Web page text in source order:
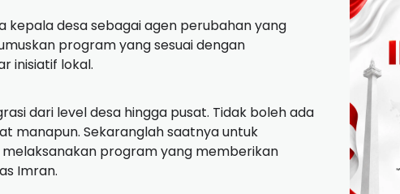
desa sebagai agen perubahan yang
program yang sesuai dengan
inisiatif lokal.
dari level desa hingga pusat. Tidak boleh ada
manapun. Sekaranglah saatnya untuk
program yang memberikan
Imran.